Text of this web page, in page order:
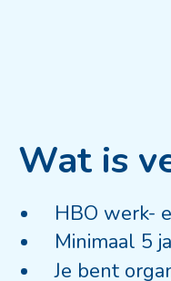
Wat is
HBO werk-
Minimaal 5
Je bent